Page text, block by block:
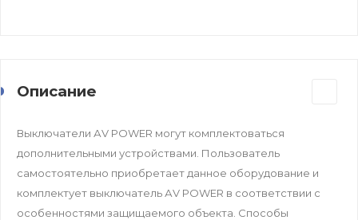
Описание
Выключатели АV POWER могут комплектоваться
дополнительными устройствами. Пользователь
самостоятельно приобретает данное оборудование и
комплектует выключатель АV POWER в соответствии с
особенностями защищаемого объекта. Способы